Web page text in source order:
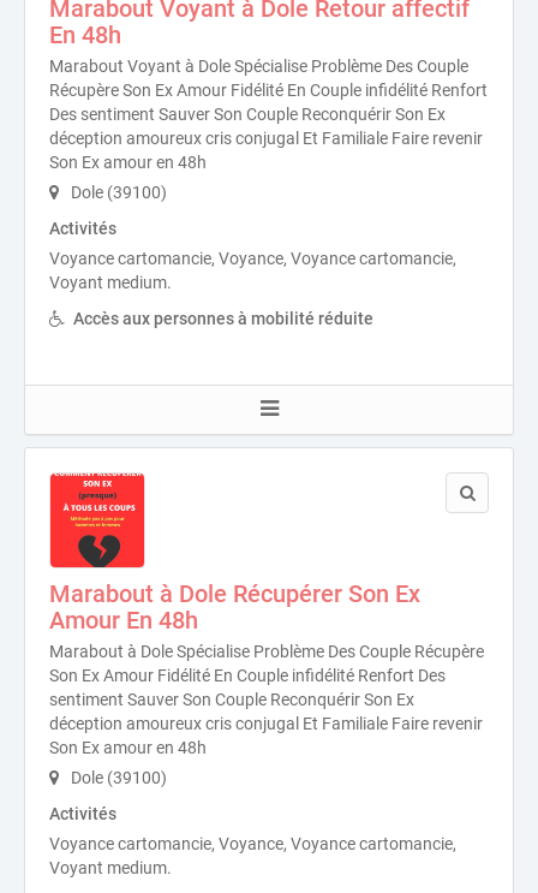
Marabout Voyant à Dole Retour affectif
En 48h
Marabout Voyant à Dole Spécialise Problème Des Couple
Récupère Son Ex Amour Fidélité En Couple infidélité Renfort
Des sentiment Sauver Son Couple Reconquérir Son Ex
déception amoureux cris conjugal Et Familiale Faire revenir
Son Ex amour en 48h
Dole (39100)
Activités
Voyance cartomancie, Voyance, Voyance cartomancie,
Voyant medium.
Accès aux personnes à mobilité réduite
Marabout à Dole Récupérer Son Ex
Amour En 48h
Marabout à Dole Spécialise Problème Des Couple Récupère
Son Ex Amour Fidélité En Couple infidélité Renfort Des
sentiment Sauver Son Couple Reconquérir Son Ex
déception amoureux cris conjugal Et Familiale Faire revenir
Son Ex amour en 48h
Dole (39100)
Activités
Voyance cartomancie, Voyance, Voyance cartomancie,
Voyant medium.